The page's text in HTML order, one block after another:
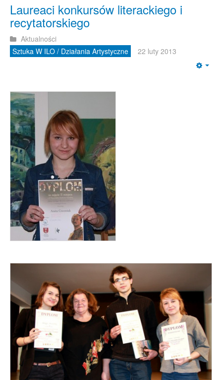
Laureaci konkursów literackiego i
recytatorskiego
Aktualności
Sztuka W ILO / Działania Artystyczne
22 luty 2013